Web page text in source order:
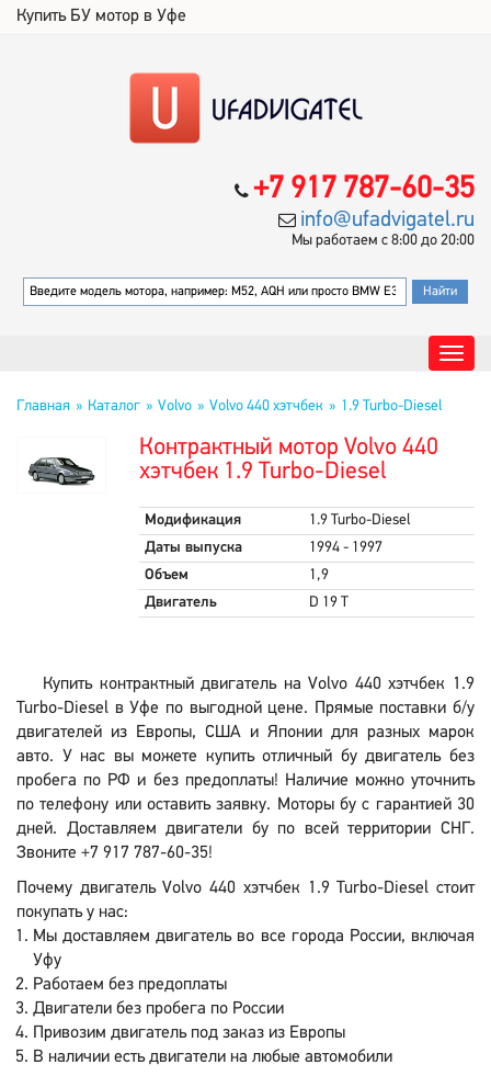
Купить БУ мотор в Уфе
+7 917 787-60-35
info@ufadvigatel.ru
Мы работаем с 8:00 до 20:00
Главная Каталог Volvo Volvo 440 хэтчбек 1.9 Turbo-Diesel
Контрактный мотор Volvo 440
хэтчбек 1.9 Turbo-Diesel
Модификация
1.9 Turbo-Diesel
Даты выпуска
1994 - 1997
Объем
1,9
Двигатель
D 19 T
Купить контрактный двигатель на Volvo 440 хэтчбек 1.9
Turbo-Diesel в Уфе по выгодной цене. Прямые поставки б/у
двигателей из Европы, США и Японии для разных марок
авто. У нас вы можете купить отличный бу двигатель без
пробега по РФ и без предоплаты! Наличие можно уточнить
по телефону или оставить заявку. Моторы бу с гарантией 30
дней. Доставляем двигатели бу по всей территории СНГ.
Звоните +7 917 787-60-35!
Почему двигатель Volvo 440 хэтчбек 1.9 Turbo-Diesel стоит
покупать у нас:
Мы доставляем двигатель во все города России, включая
Уфу
Работаем без предоплаты
Двигатели без пробега по России
Привозим двигатель под заказ из Европы
В наличии есть двигатели на любые автомобили